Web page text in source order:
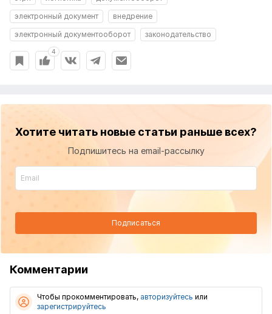
электронный документ
внедрение
электронный документооборот
законодательство
4
Хотите читать новые статьи раньше всех?
Подпишитесь на email-рассылку
Подписаться
Комментарии
Чтобы прокомментировать, авторизуйтесь или
зарегистрируйтесь